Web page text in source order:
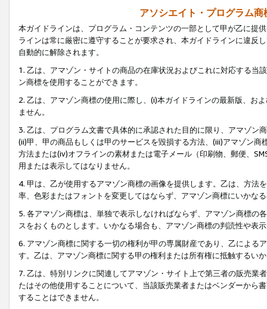
アソシエイト・プログラム
本ガイドラインは、プログラム・コンテンツの一部として甲が乙に提
ラインは常に厳密に遵守することが要求され、本ガイドラインに違反
自動的に解除されます。
1. 乙は、アマゾン・サイトの商品の在庫状況およびこれに対応する
ン商標を使用することができます。
2. 乙は、アマゾン商標の使用に際し、(i)本ガイドラインの最新版、お
ません。
3. 乙は、プログラム文書で具体的に承認された目的に限り、アマゾン
(ii)甲、甲の商品もしくは甲のサービスを毀損する方法、(iii)アマゾン
方法または(iv)オフラインの素材または電子メール（印刷物、郵便、
用または表示してはなりません。
4. 甲は、乙が使用するアマゾン商標の画像を提供します。乙は、方
率、色彩またはフォントを変更してはならず、アマゾン商標にいかな
5. 各アマゾン商標は、単独で表示しなければならず、アマゾン商標
スをおくものとします。いかなる場合も、アマゾン商標の判読性や表
6. アマゾン商標に関する一切の権利が甲の専属財産であり、乙による
す。乙は、アマゾン商標に関する甲の権利または所有権に抵触するい
7. 乙は、特別リンクに関連してアマゾン・サイト上で第三者の販売
たはその他使用することについて、当該販売業者またはベンダーから
することはできません。